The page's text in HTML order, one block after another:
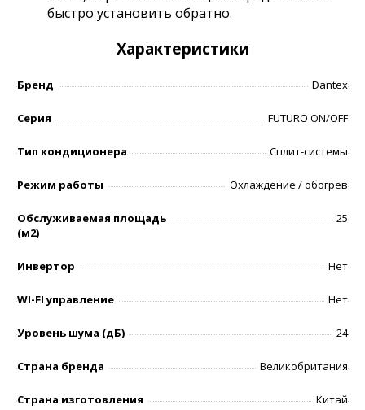
быстро установить обратно.
Характеристики
Бренд Dantex
Серия FUTURO ON/OFF
Тип кондиционера Сплит-системы
Режим работы Охлаждение / обогрев
Обслуживаемая площадь
(м2)
25
Инвертор Нет
WI-FI управление Нет
Уровень шумa (дБ) 24
Страна бренда Великобритания
Страна изготовления Китай